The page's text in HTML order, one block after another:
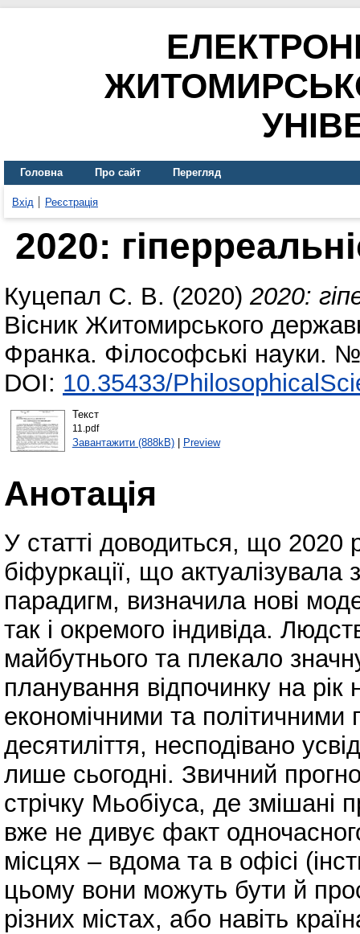
Головна Про сайт Перегляд
Вхід Реєстрація
2020:
Куцепал С. В. (2020)2020:
Вісник Житомирського
Франка. Філософські науки.
DOI: 10.35433/
Текст
11.pdf
Завантажити (888kB)| Preview
Анотація
У статті доводиться, що 2020
біфуркації, що актуалізувала
парадигм, визначила нові
так і окремого індивіда.
майбутнього та плекало
планування відпочинку на
економічними та політичними
десятиліття, несподівано
лише сьогодні. Звичний
стрічку Мьобіуса, де змішані
вже не дивує факт
місцях – вдома та в офісі
цьому вони можуть бути й
різних містах, або навіть